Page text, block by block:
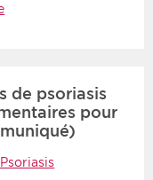
de psoriasis
pour